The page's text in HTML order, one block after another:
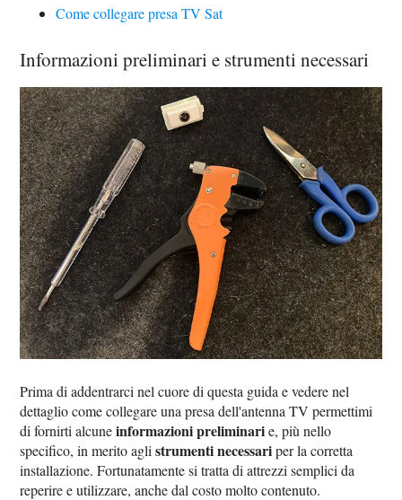
Come collegare presa TV Sat
Informazioni preliminari e strumenti necessari
Prima di addentrarci nel cuore di questa guida e vedere nel
dettaglio come collegare una presa dell'antenna TV permettimi
di fornirti alcuneinformazioni preliminarie, più nello
specifico, in merito aglistrumenti necessariper la corretta
installazione. Fortunatamente si tratta di attrezzi semplici da
reperire e utilizzare, anche dal costo molto contenuto.